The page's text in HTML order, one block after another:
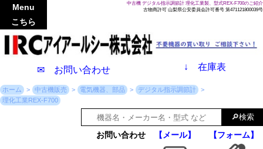
中古機 デジタル指示調節計 理化工業製、型式REX-F700のご紹介
古物商許可 山梨県公安委員会許可番号 第471121800039号
✉ お問い合わせ ↓ 在庫表
Menu
こちら
ホーム 中古機販売 電気機器、部品
デジタル指示調節計
理化工業REX-F700
お問い合わせ 【メール】 【フォーム】